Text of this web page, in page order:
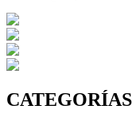
CATEGORÍAS